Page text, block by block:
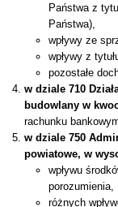
Państwa z
Państwa),
wpływy ze
wpływy z
pozostałe
w dziale 710
budowlany w
rachunku
w dziale 750
powiatowe, w
wpływu
porozumienia,
różnych